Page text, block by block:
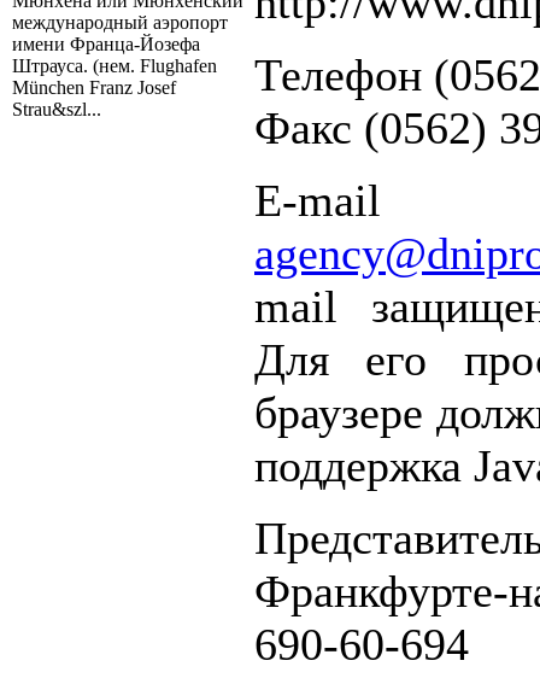
международный аэропорт
имени Франца-Йозефа
Штрауса. (нем. Flughafen
München Franz Josef
Strau&szl...
Телефон
Факс (0562)
E-mail
mail
Для его
браузере
поддержка
Франкфурте-
690-60-694